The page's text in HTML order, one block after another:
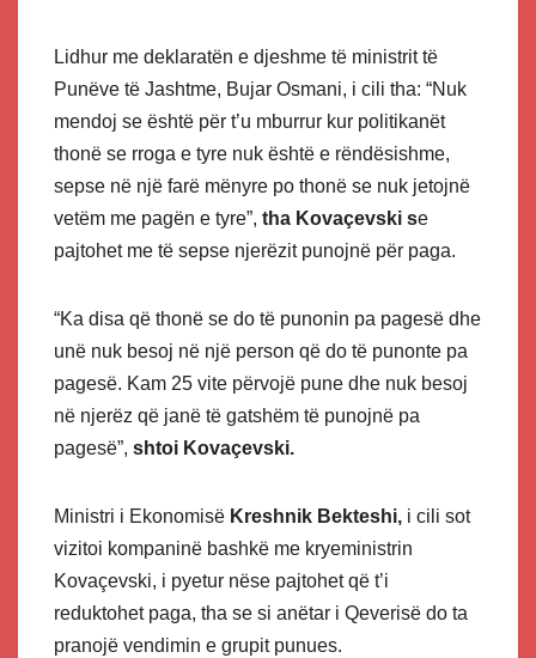
Lidhur me deklaratën e djeshme të ministrit të
Punëve të Jashtme, Bujar Osmani, i cili tha: “Nuk
mendoj se është për t’u mburrur kur politikanët
thonë se rroga e tyre nuk është e rëndësishme,
sepse në një farë mënyre po thonë se nuk jetojnë
vetëm me pagën e tyre”, tha Kovaçevski se
pajtohet me të sepse njerëzit punojnë për paga.
“Ka disa që thonë se do të punonin pa pagesë dhe
unë nuk besoj në një person që do të punonte pa
pagesë. Kam 25 vite përvojë pune dhe nuk besoj
në njerëz që janë të gatshëm të punojnë pa
pagesë”, shtoi Kovaçevski.
Ministri i Ekonomisë Kreshnik Bekteshi, i cili sot
vizitoi kompaninë bashkë me kryeministrin
Kovaçevski, i pyetur nëse pajtohet që t’i
reduktohet paga, tha se si anëtar i Qeverisë do ta
pranojë vendimin e grupit punues.